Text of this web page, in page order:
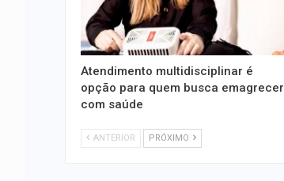
Atendimento multidisciplinar é
opção para quem busca emagrecer
com saúde
ANTERIOR PRÓXIMO